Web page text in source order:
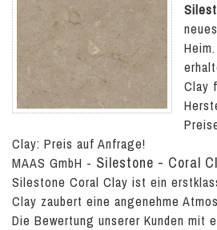
Clay
Clay: Preis auf Anfrage!
MAAS GmbH - Silestone - Coral
Silestone Coral Clay ist ein
Clay zaubert eine angenehme
Die Bewertung unserer Kunden mit